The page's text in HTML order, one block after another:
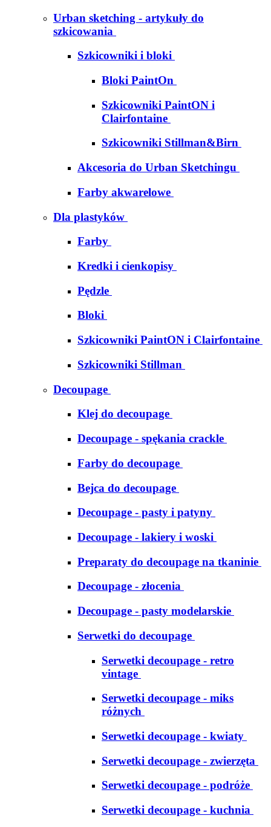
Urban sketching - artykuły do
szkicowania
Szkicowniki i bloki
Bloki PaintOn
Szkicowniki PaintON i
Clairfontaine
Szkicowniki Stillman&Birn
Akcesoria do Urban Sketchingu
Farby akwarelowe
Dla plastyków
Farby
Kredki i cienkopisy
Pędzle
Bloki
Szkicowniki PaintON i Clairfontaine
Szkicowniki Stillman
Decoupage
Klej do decoupage
Decoupage - spękania crackle
Farby do decoupage
Bejca do decoupage
Decoupage - pasty i patyny
Decoupage - lakiery i woski
Preparaty do decoupage na tkaninie
Decoupage - złocenia
Decoupage - pasty modelarskie
Serwetki do decoupage
Serwetki decoupage - retro
vintage
Serwetki decoupage - miks
różnych
Serwetki decoupage - kwiaty
Serwetki decoupage - zwierzęta
Serwetki decoupage - podróże
Serwetki decoupage - kuchnia